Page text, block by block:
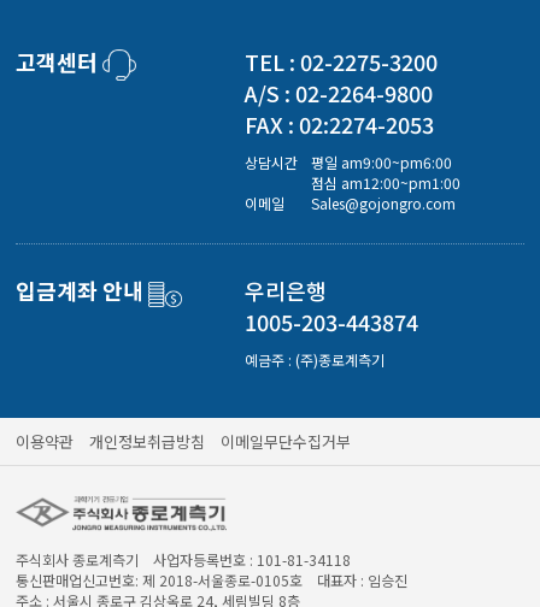
도계/물리/물성측정기
질기/원심분리기/초음파유량계/습식·건식가스메타
화상카메라
고객센터
TEL : 02-2275-3200
A/S : 02-2264-9800
FAX : 02:2274-2053
상담시간
평일 am9:00~pm6:00
점심 am12:00~pm1:00
이메일
Sales@gojongro.com
입금계좌 안내
우리은행
1005-203-443874
예금주 : (주)종로계측기
이용약관 개인정보취급방침 이메일무단수집거부
주식회사 종로계측기 사업자등록번호 : 101-81-34118
통신판매업신고번호: 제 2018-서울종로-0105호 대표자 : 임승진
주소 : 서울시 종로구 김상옥로 24, 세림빌딩 8층